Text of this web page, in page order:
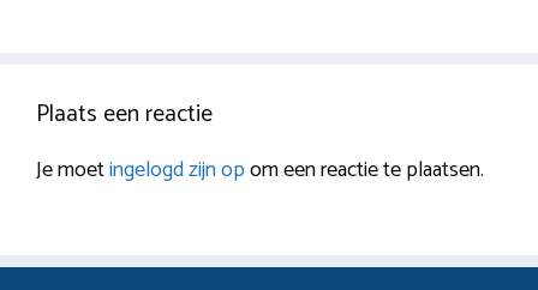
Plaats een reactie
Je moetingelogd zijn opom een reactie te plaatsen.